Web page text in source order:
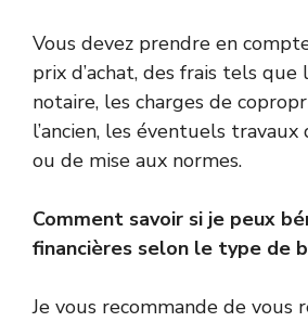
Vous devez prendre en
prix d’achat, des frais tels que
notaire, les charges de
l’ancien, les éventuels
ou de mise aux normes.
Comment savoir si je peux
financières selon le type de
Je vous recommande de vous